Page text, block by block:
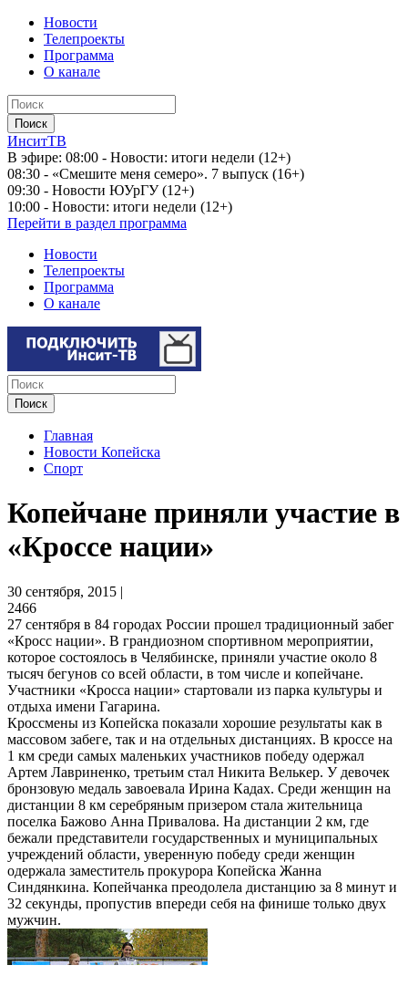
Новости
Телепроекты
Программа
О канале
ИнситТВ
В эфире: 08:00 - Новости: итоги недели (12+)
08:30 - «Смешите меня семеро». 7 выпуск (16+)
09:30 - Новости ЮУрГУ (12+)
10:00 - Новости: итоги недели (12+)
Перейти в раздел программа
Новости
Телепроекты
Программа
О канале
Главная
Новости Копейска
Спорт
Копейчане приняли участие в
«Кроссе нации»
30 сентября, 2015 |
2466
27 сентября в 84 городах России прошел традиционный забег
«Кросс нации». В грандиозном спортивном мероприятии,
которое состоялось в Челябинске, приняли участие около 8
тысяч бегунов со всей области, в том числе и копейчане.
Участники «Кросса нации» стартовали из парка культуры и
отдыха имени Гагарина.
Кроссмены из Копейска показали хорошие результаты как в
массовом забеге, так и на отдельных дистанциях. В кроссе на
1 км среди самых маленьких участников победу одержал
Артем Лавриненко, третьим стал Никита Велькер. У девочек
бронзовую медаль завоевала Ирина Кадах. Среди женщин на
дистанции 8 км серебряным призером стала жительница
поселка Бажово Анна Привалова. На дистанции 2 км, где
бежали представители государственных и муниципальных
учреждений области, уверенную победу среди женщин
одержала заместитель прокурора Копейска Жанна
Синдянкина. Копейчанка преодолела дистанцию за 8 минут и
32 секунды, пропустив впереди себя на финише только двух
мужчин.